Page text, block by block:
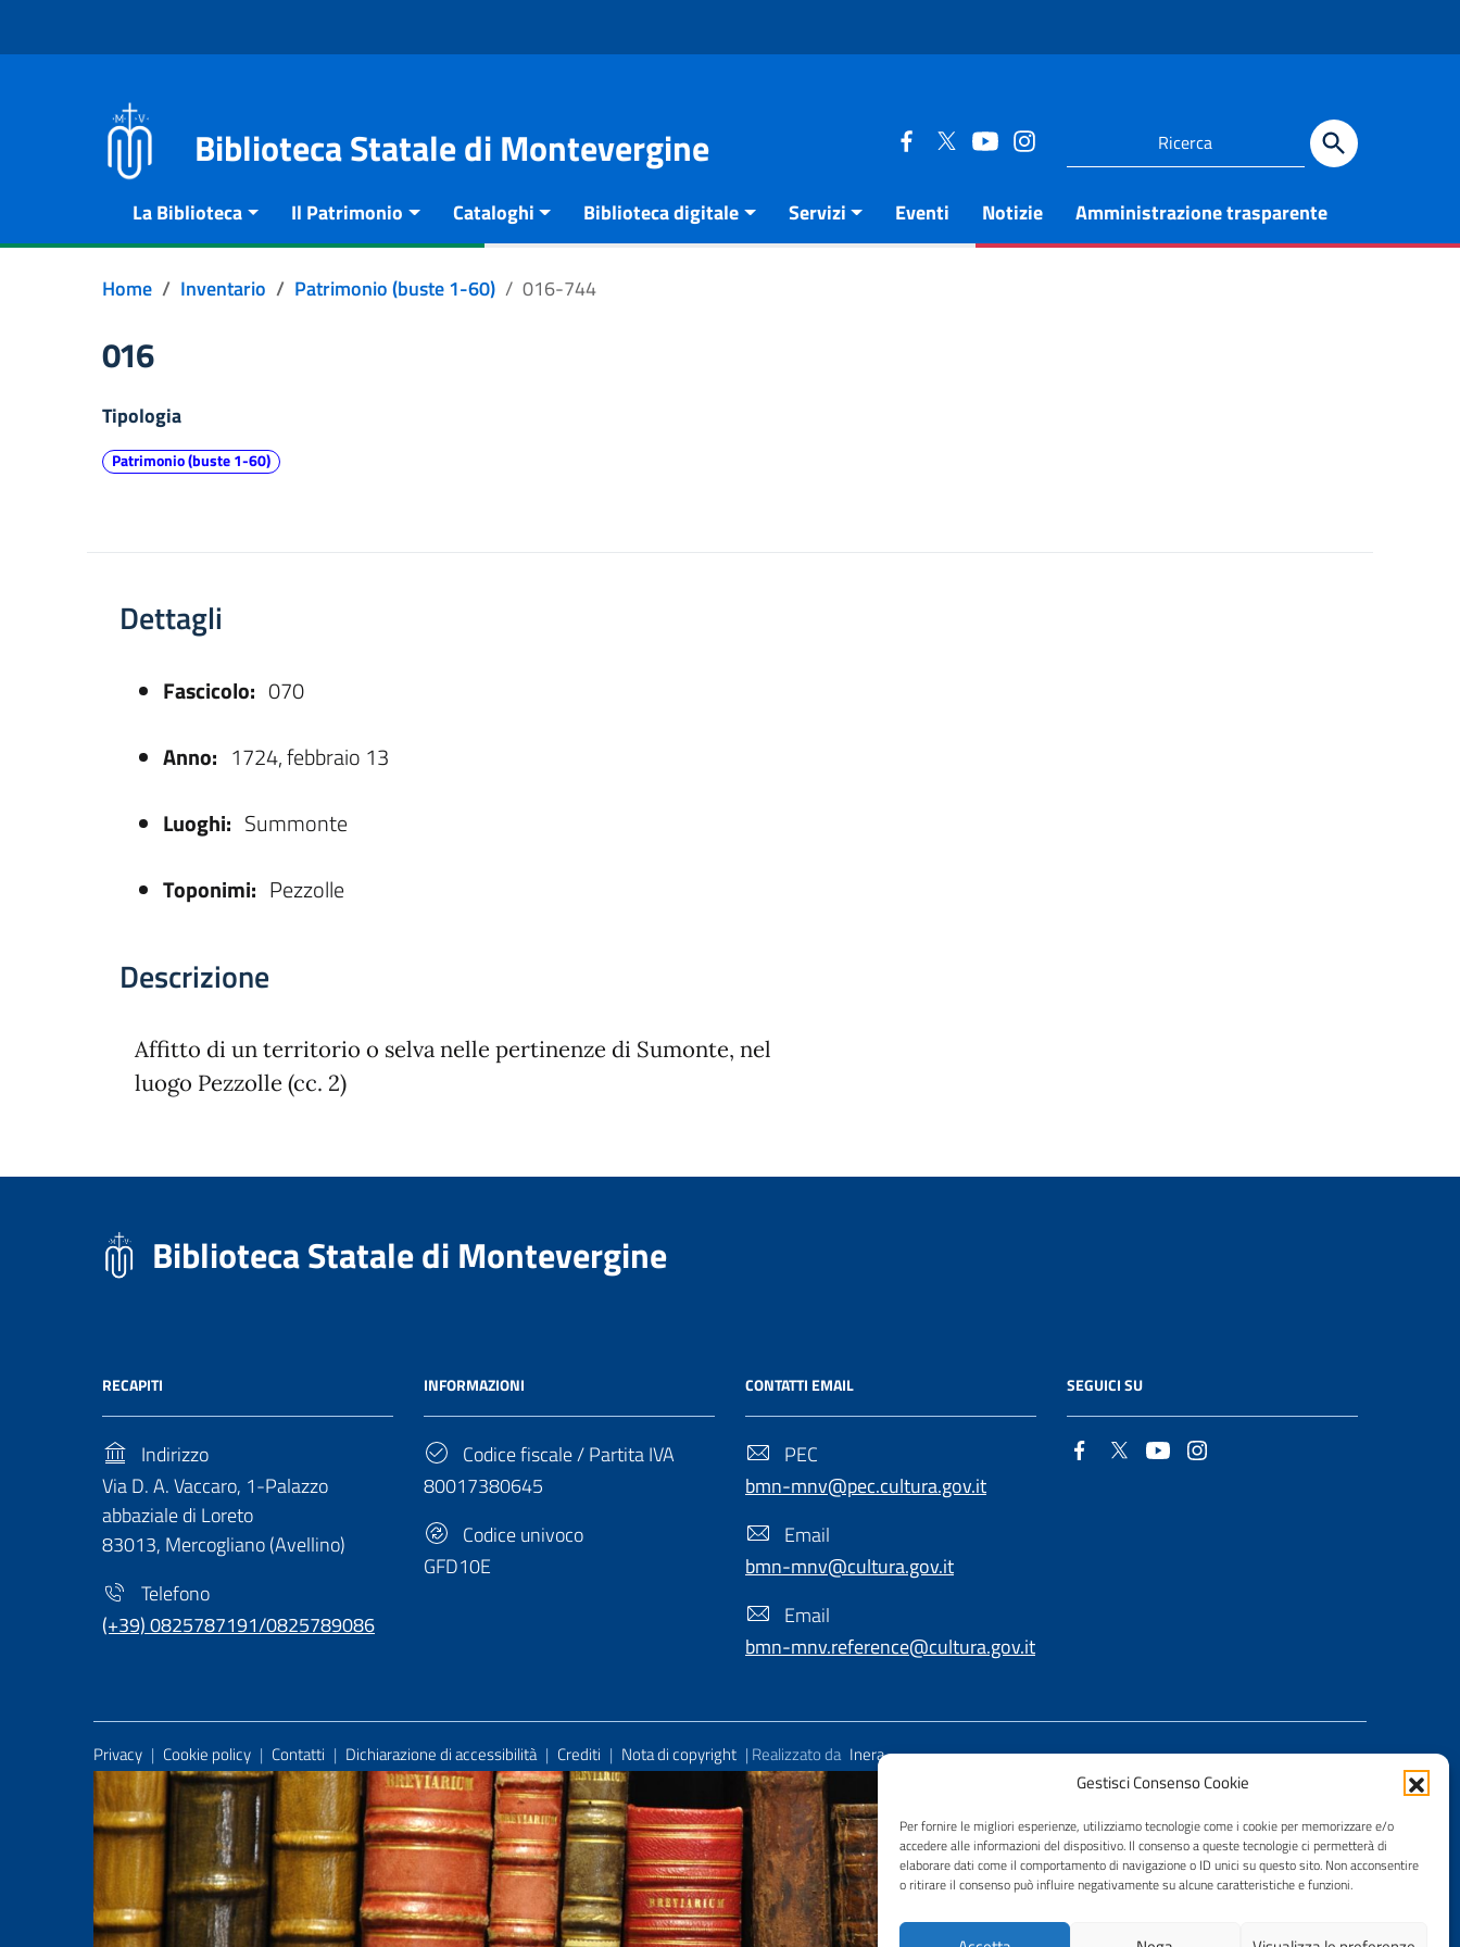
Gestisci Consenso Cookie
Per fornire le migliori esperienze, utilizziamo tecnologie come i cookie per memorizzare e/o
accedere alle informazioni del dispositivo. Il consenso a queste tecnologie ci permetterà di
elaborare dati come il comportamento di navigazione o ID unici su questo sito. Non acconsentire
o ritirare il consenso può influire negativamente su alcune caratteristiche e funzioni.
Biblioteca Statale di Montevergine
La Biblioteca Il Patrimonio Cataloghi Biblioteca digitale Servizi Eventi Notizie Amministrazione trasparente
Home Inventario Patrimonio (buste 1-60) 016-744
016
Tipologia
Patrimonio (buste 1-60)
Dettagli
Fascicolo: 070
Anno: 1724, febbraio 13
Luoghi: Summonte
Toponimi: Pezzolle
Descrizione
Affitto di un territorio o selva nelle pertinenze di Sumonte, nel
luogo Pezzolle (cc. 2)
Biblioteca Statale di Montevergine
RECAPITI
Indirizzo
Via D. A. Vaccaro, 1-Palazzo
abbaziale di Loreto
83013, Mercogliano (Avellino)
Telefono
(+39) 0825787191/0825789086
INFORMAZIONI
Codice fiscale / Partita IVA
80017380645
Codice univoco
GFD10E
CONTATTI EMAIL
PEC
bmn-mnv@pec.cultura.gov.it
Email
bmn-mnv@cultura.gov.it
Email
bmn-mnv.reference@cultura.gov.it
SEGUICI SU
Useful Links Section
Privacy | Cookie policy | Contatti | Dichiarazione di accessibilità | Crediti | Nota di copyright | Realizzato da Inera